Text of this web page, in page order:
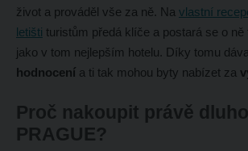
život a prováděl vše za ně. Na vlastní
letišti turistům předá klíče a postará se o
jako v tom nejlepším hotelu. Díky tomu
hodnocenía ti tak mohou byty nabízet za
Proč nakoupit právě
PRAGUE?